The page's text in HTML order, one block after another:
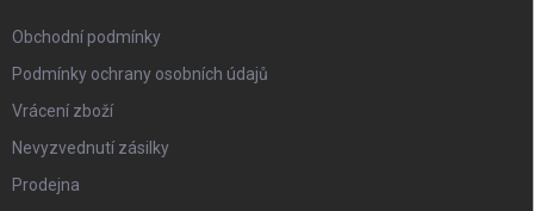
Obchodní podmínky
Podmínky ochrany osobních údajů
Vrácení zboží
Nevyzvednutí zásilky
Prodejna